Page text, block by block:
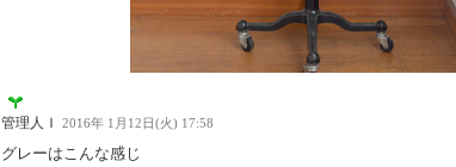
管理人Ｉ 2016年 1月12日(火) 17:58
グレーはこんな感じ